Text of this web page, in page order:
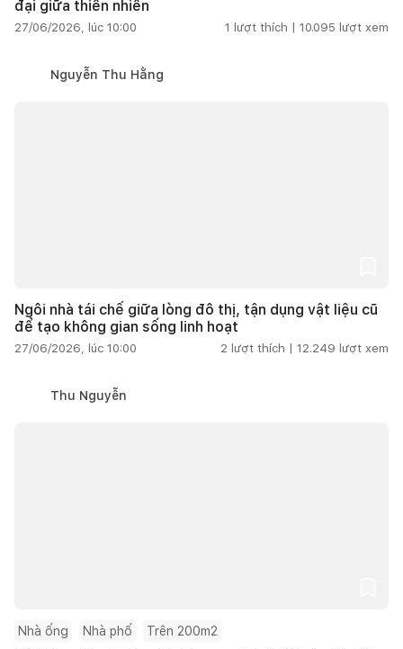
đại giữa thiên nhiên
27/06/2026, lúc 10:00 1 lượt thích | 10.095 lượt xem
Nguyễn Thu Hằng
Ngôi nhà tái chế giữa lòng đô thị, tận dụng vật liệu cũ
để tạo không gian sống linh hoạt
27/06/2026, lúc 10:00 2 lượt thích | 12.249 lượt xem
Thu Nguyễn
Nhà ống Nhà phố Trên 200m2